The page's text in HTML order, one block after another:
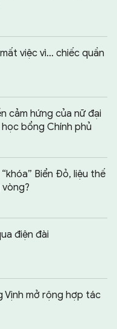
việc vì… chiếc quần
cảm hứng của nữ đại
bổng Chính phủ
Biển Đỏ, liệu thế
điện đài
Vịnh mở rộng hợp tác